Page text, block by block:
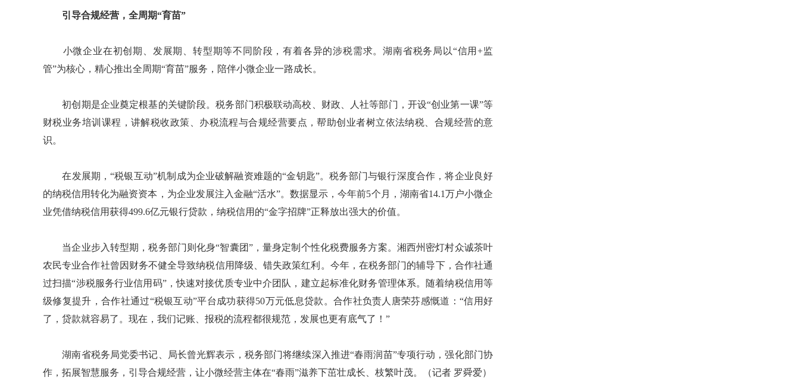
引导合规经营，全周期“育苗”
小微企业在初创期、发展期、转型期等不同阶段，有着各异的涉税需求。湖南省税务局以“信用+监
管”为核心，精心推出全周期“育苗”服务，陪伴小微企业一路成长。
初创期是企业奠定根基的关键阶段。税务部门积极联动高校、财政、人社等部门，开设“创业第一课”等
财税业务培训课程，讲解税收政策、办税流程与合规经营要点，帮助创业者树立依法纳税、合规经营的意
识。
在发展期，“税银互动”机制成为企业破解融资难题的“金钥匙”。税务部门与银行深度合作，将企业良好
的纳税信用转化为融资资本，为企业发展注入金融“活水”。数据显示，今年前5个月，湖南省14.1万户小微企
业凭借纳税信用获得499.6亿元银行贷款，纳税信用的“金字招牌”正释放出强大的价值。
当企业步入转型期，税务部门则化身“智囊团”，量身定制个性化税费服务方案。湘西州密灯村众诚茶叶
农民专业合作社曾因财务不健全导致纳税信用降级、错失政策红利。今年，在税务部门的辅导下，合作社通
过扫描“涉税服务行业信用码”，快速对接优质专业中介团队，建立起标准化财务管理体系。随着纳税信用等
级修复提升，合作社通过“税银互动”平台成功获得50万元低息贷款。合作社负责人唐荣芬感慨道：“信用好
了，贷款就容易了。现在，我们记账、报税的流程都很规范，发展也更有底气了！”
湖南省税务局党委书记、局长曾光辉表示，税务部门将继续深入推进“春雨润苗”专项行动，强化部门协
作，拓展智慧服务，引导合规经营，让小微经营主体在“春雨”滋养下茁壮成长、枝繁叶茂。（记者 罗舜爱）